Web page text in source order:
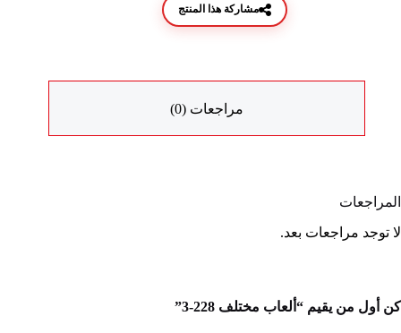
مشاركة هذا المنتج
مراجعات (0)
المراجعات
لا توجد مراجعات بعد.
كن أول من يقيم “ألعاب مختلف 228-3”